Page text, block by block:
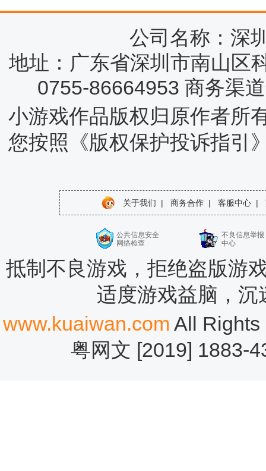
公司名称：深
地址：广东省深圳市南山区
0755-86664953 商务渠
小游戏作品版权归原作者所
您按照《版权保护投诉指引
关于我们 | 商务合作 | 客服中心 |
公共信息安全
网络检查
不良信息举报
中心
抵制不良游戏，拒绝盗版游
适度游戏益脑，沉
www.kuaiwan.com All Rights
粤网文 [2019] 1883-